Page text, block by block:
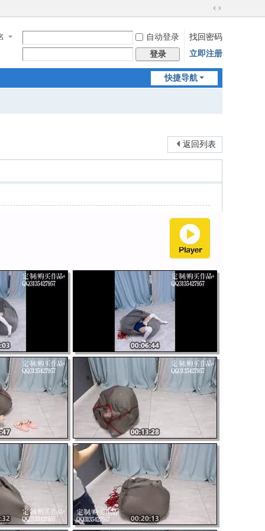
切
到
宽
自动登录
找回密码
登录
立即注册
快捷导航
返回列表